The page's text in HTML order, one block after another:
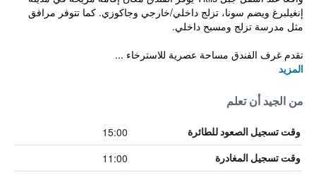
إنغيلبرغ ويضم سونا، تزلج داخلي/خارجي وجاكوزي. كما تتوفر مرافق
مثل مدرسة تزلج ومسبح داخلي.
تقدم غرف الفندق مساحة عصرية للاسترخاء ...
المزيد
من الجيد أن تعلم
وقت تسجيل الصعود للطائرة 15:00
وقت تسجيل المغادرة 11:00